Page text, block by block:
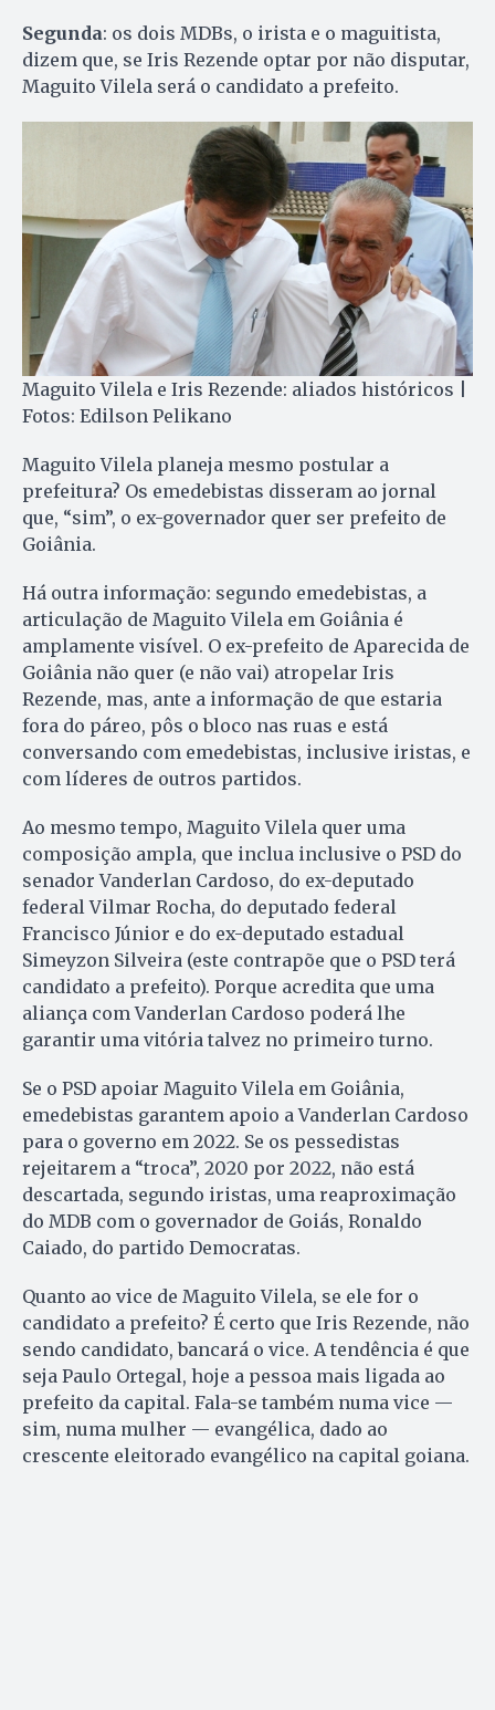
Segunda: os dois MDBs, o irista e o maguitista,
dizem que, se Iris Rezende optar por não disputar,
Maguito Vilela será o candidato a prefeito.
Maguito Vilela e Iris Rezende: aliados históricos |
Fotos: Edilson Pelikano
Maguito Vilela planeja mesmo postular a
prefeitura? Os emedebistas disseram ao jornal
que, “sim”, o ex-governador quer ser prefeito de
Goiânia.
Há outra informação: segundo emedebistas, a
articulação de Maguito Vilela em Goiânia é
amplamente visível. O ex-prefeito de Aparecida de
Goiânia não quer (e não vai) atropelar Iris
Rezende, mas, ante a informação de que estaria
fora do páreo, pôs o bloco nas ruas e está
conversando com emedebistas, inclusive iristas, e
com líderes de outros partidos.
Ao mesmo tempo, Maguito Vilela quer uma
composição ampla, que inclua inclusive o PSD do
senador Vanderlan Cardoso, do ex-deputado
federal Vilmar Rocha, do deputado federal
Francisco Júnior e do ex-deputado estadual
Simeyzon Silveira (este contrapõe que o PSD terá
candidato a prefeito). Porque acredita que uma
aliança com Vanderlan Cardoso poderá lhe
garantir uma vitória talvez no primeiro turno.
Se o PSD apoiar Maguito Vilela em Goiânia,
emedebistas garantem apoio a Vanderlan Cardoso
para o governo em 2022. Se os pessedistas
rejeitarem a “troca”, 2020 por 2022, não está
descartada, segundo iristas, uma reaproximação
do MDB com o governador de Goiás, Ronaldo
Caiado, do partido Democratas.
Quanto ao vice de Maguito Vilela, se ele for o
candidato a prefeito? É certo que Iris Rezende, não
sendo candidato, bancará o vice. A tendência é que
seja Paulo Ortegal, hoje a pessoa mais ligada ao
prefeito da capital. Fala-se também numa vice —
sim, numa mulher — evangélica, dado ao
crescente eleitorado evangélico na capital goiana.